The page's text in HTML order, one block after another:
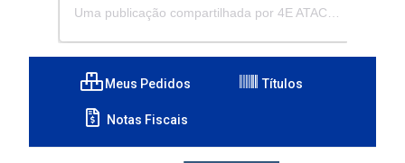
Meus Pedidos Títulos
Notas Fiscais